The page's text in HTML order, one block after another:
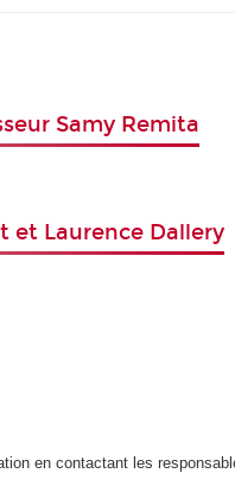
Samy Remita
et Laurence Dallery
en contactant les